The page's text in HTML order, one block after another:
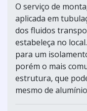
O serviço de
aplicada em
dos fluidos
estabeleça no
para um
porém o mais
estrutura, que
mesmo de